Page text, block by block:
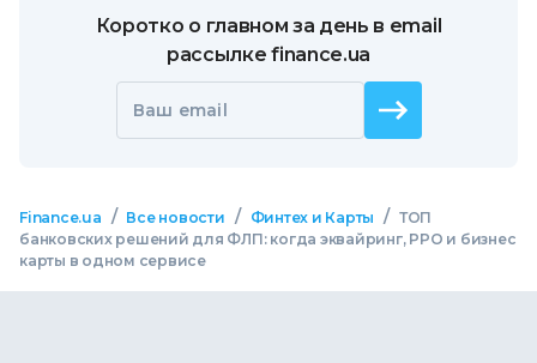
Коротко о главном за день в email
рассылке finance.ua
Ваш email
Finance.ua / Все новости / Финтех и Карты / ТОП
банковских решений для ФЛП: когда эквайринг, РРО и бизнес
карты в одном сервисе